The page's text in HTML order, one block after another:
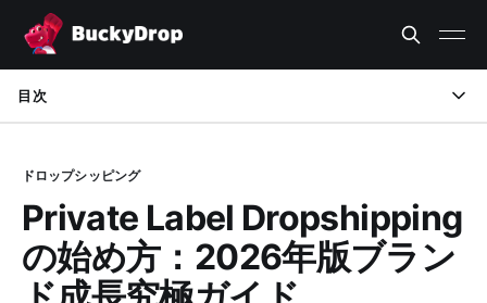
目次
プライベートレーベル vs ホワイトレーベル vs 通常のドロッ
プシッピング
ドロップシッピング
Private Label Dropshipping
の始め方：2026年版ブラン